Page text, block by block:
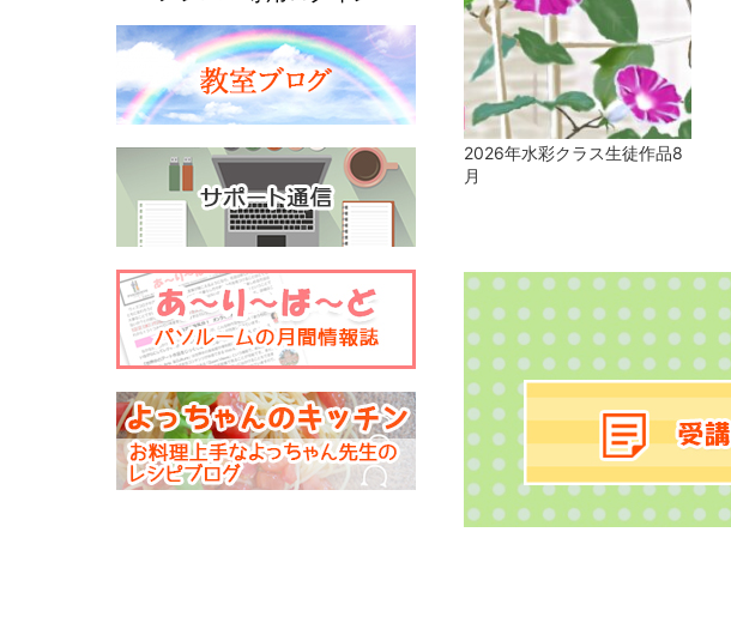
2026年水彩クラス生徒作品8
月